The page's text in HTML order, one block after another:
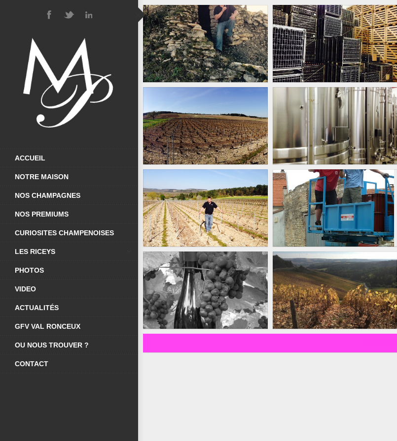
ACCUEIL
NOTRE MAISON
NOS CHAMPAGNES
NOS PREMIUMS
CURIOSITES CHAMPENOISES
LES RICEYS
PHOTOS
VIDEO
ACTUALITÉS
GFV VAL RONCEUX
OU NOUS TROUVER ?
CONTACT
CADOLE
PHOTOS
CAVE
PHOTOS
PRINTEMPS
PHOTOS
CUVERIE
PHOTOS
PRINTEMPS
PHOTOS
VENDANGES
PHOTOS
OBENOIR
PHOTOS
AUTOMNE
PHOTOS